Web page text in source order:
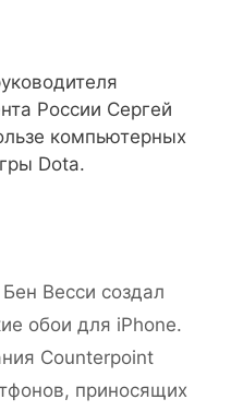
Весси создал
обои для iPhone.
Counterpoint
приносящих